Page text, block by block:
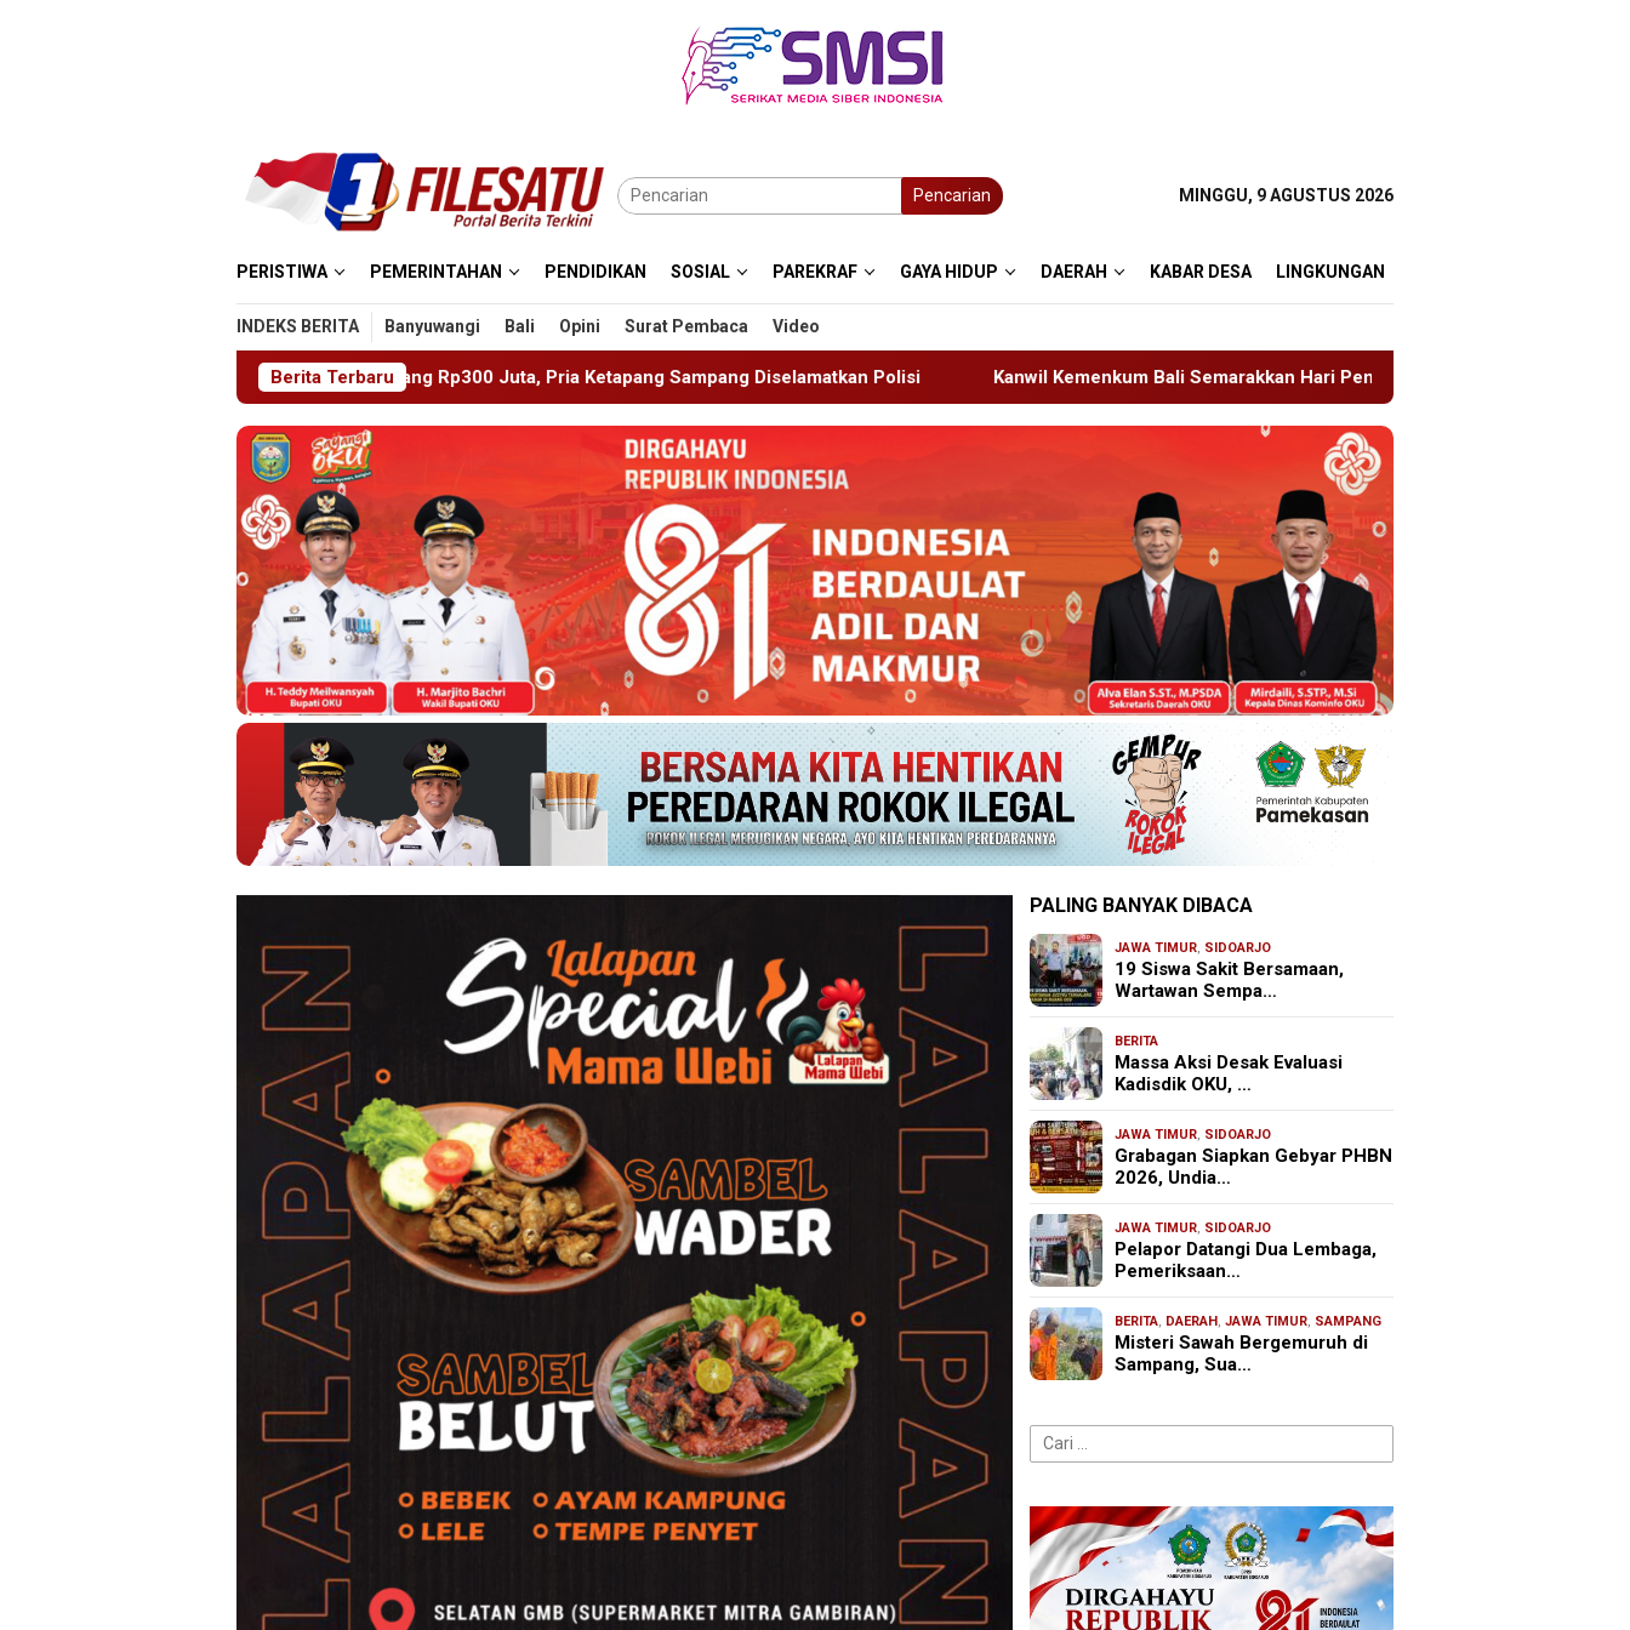
Pencarian MINGGU, 9 AGUSTUS 2026
PERISTIWA PEMERINTAHAN PENDIDIKAN SOSIAL PAREKRAF GAYA HIDUP DAERAH KABAR DESA LINGKUNGAN
INDEKS BERITA Banyuwangi Bali Opini Surat Pembaca Video
Berita Terbaru
Hari Gegara Utang Rp300 Juta, Pria Ketapang Sampang Diselamatkan Polisi Kanwil Kemenkum Bali Semarakkan Hari Pengayoman ke-81 Tragedi Proyek Masjid MIN 5
PALING BANYAK DIBACA
JAWA TIMUR, SIDOARJO
19 Siswa Sakit Bersamaan,
Wartawan Sempa…
BERITA
Massa Aksi Desak Evaluasi
Kadisdik OKU, …
JAWA TIMUR, SIDOARJO
Grabagan Siapkan Gebyar PHBN
2026, Undia…
JAWA TIMUR, SIDOARJO
Pelapor Datangi Dua Lembaga,
Pemeriksaan…
BERITA, DAERAH,JAWA TIMUR, SAMPANG
Misteri Sawah Bergemuruh di
Sampang, Sua…
Cari
untuk: